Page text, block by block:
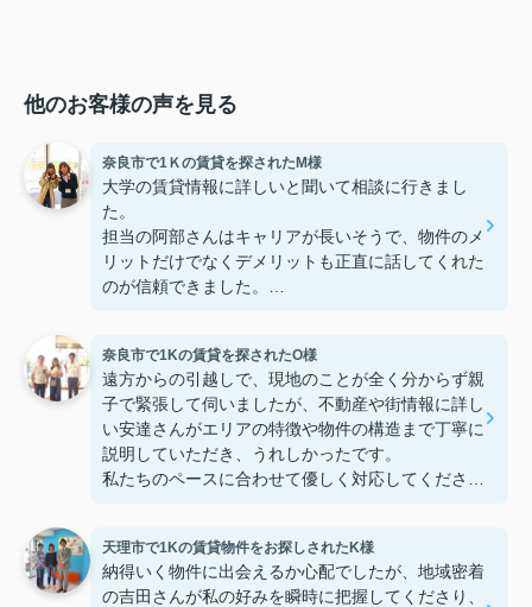
他のお客様の声を見る
奈良市で1Ｋの賃貸を探されたM様
大学の賃貸情報に詳しいと聞いて相談に行きまし
た。
担当の阿部さんはキャリアが長いそうで、物件のメ
リットだけでなくデメリットも正直に話してくれた
のが信頼できました。
す。
奈良市で1Kの賃貸を探されたO様
遠方からの引越しで、現地のことが全く分からず親
子で緊張して伺いましたが、不動産や街情報に詳し
い安達さんがエリアの特徴や物件の構造まで丁寧に
説明していただき、うれしかったです。
私たちのペースに合わせて優しく対応してくださっ
り、感謝しています。安達さん、ありがとうござい
ました！
天理市で1Kの賃貸物件をお探しされたK様
納得いく物件に出会えるか心配でしたが、地域密着
の吉田さんが私の好みを瞬時に把握してくださり、